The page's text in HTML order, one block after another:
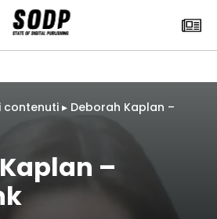
contenuti ▸ Deborah Kaplan –
–